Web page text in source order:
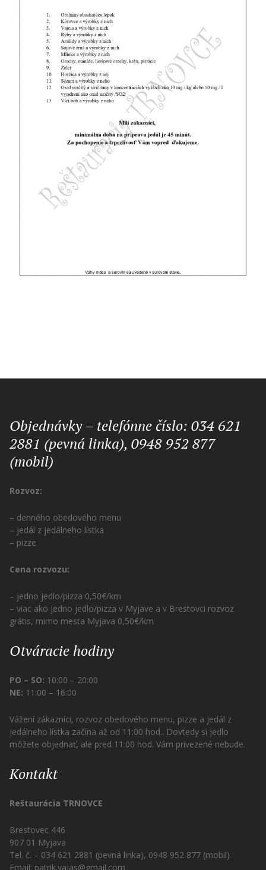
Objednávky – telefónne číslo: 034 621
2881 (pevná linka), 0948 952 877
(mobil)
Rozvoz:
– denného obedového menu
– jedál z jedálneho lístka
– pizze
Cena rozvozu:
– jedno jedlo/pizza 0,50€/km
– viac ako jedno jedlo/pizza v Myjave a v Brestovci rozvoz
grátis, mimo mesta Myjava 0,50€/km
Otváracie hodiny
PO – SO: 10:00 – 20:00
NE: 11:00 – 16:00
Vážení zákazníci, rozvoz obedového menu, pizze a jedál z
jedálneho lístka začína až od 11:00 hod.. Dovtedy si jedlo
môžete objednať, ale pred 11:00 hod. Vám privezené nebude.
Kontakt
Reštaurácia TRNOVCE
Brestovec 446
907 01 Myjava
Tel. č. – 034 621 2881 (pevná linka), 0948 952 877 (mobil)
Email: patrik.vajas@gmail.com